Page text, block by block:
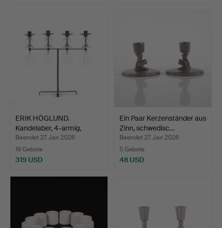
ERIK HÖGLUND.
Kandelaber, 4-armig,
geschmi…
Beendet 27. Jan 2026
19 Gebote
319 USD
Ein Paar Kerzenständer aus
Zinn, schwedisc…
Beendet 27. Jan 2026
5 Gebote
48 USD